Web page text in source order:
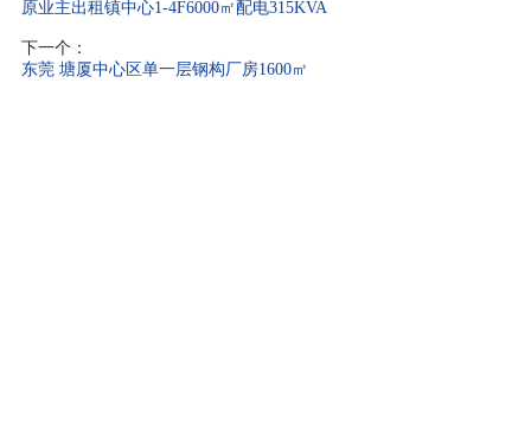
原业主出租镇中心1-4F6000㎡配电315KVA
下一个：
东莞 塘厦中心区单一层钢构厂房1600㎡